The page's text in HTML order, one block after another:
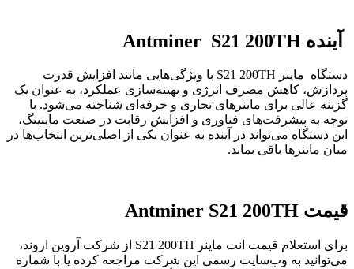
آینده Antminer S21 200TH
دستگاه ماینر S21 200TH با ویژگی‌هایی مانند افزایش قدرت
پردازش، کاهش مصرف انرژی و بهینه‌سازی عملکرد، به عنوان یک
گزینه عالی برای ماینرهای تجاری و حرفه‌ای شناخته می‌شود. با
توجه به پیشرفت‌های فناوری و افزایش رقابت در صنعت ماینینگ،
این دستگاه می‌تواند در آینده به عنوان یکی از اصلی‌ترین انتخاب‌ها در
میان ماینرها باقی بماند.
قیمت Antminer S21 200TH
برای استعلام قیمت انت ماینر S21 200TH از شرکت آروین اروند،
می‌توانید به وب‌سایت رسمی این شرکت مراجعه کرده یا با شماره